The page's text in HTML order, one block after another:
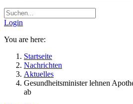
Login
You are here:
Startseite
Nachrichten
Aktuelles
Gesundheitsminister lehnen
ab